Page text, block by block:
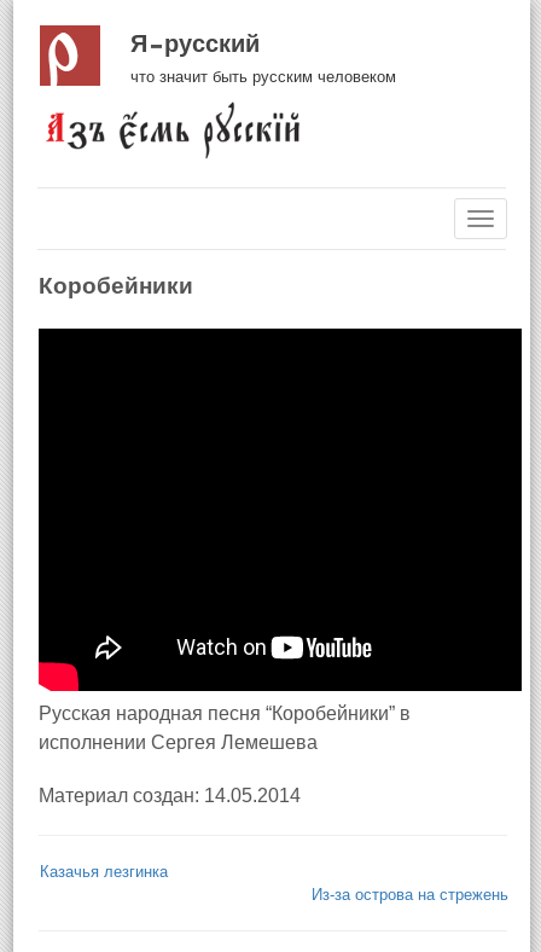
Я русский
что значит быть русским человеком
Коробейники
Русская народная песня “Коробейники” в
исполнении Сергея Лемешева
Материал создан: 14.05.2014
Казачья лезгинка
Из-за острова на стрежень